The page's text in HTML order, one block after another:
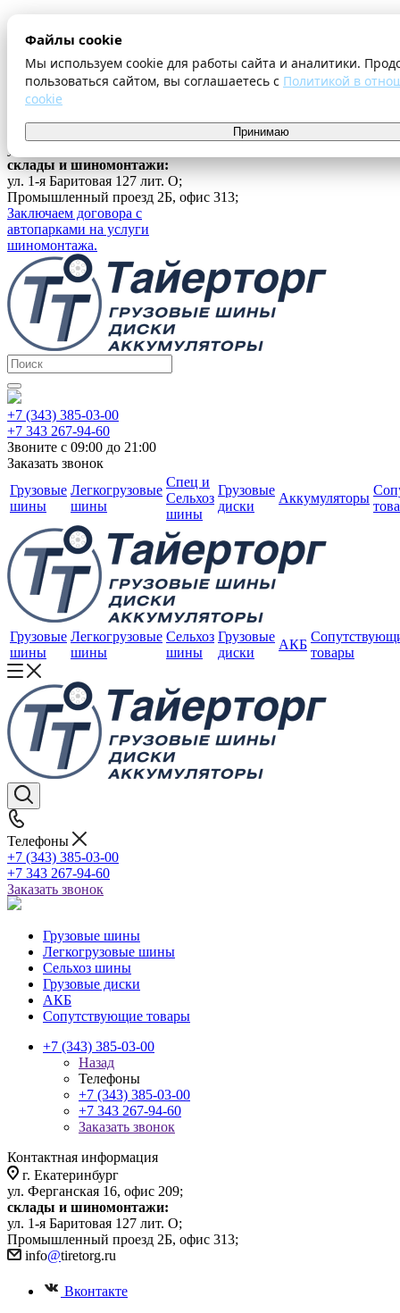
Файлы cookie
Мы используем cookie для работы сайта и аналитики.
пользоваться сайтом, вы соглашаетесь с Политикой в
cookie
Принимаю
Оплата и доставка
Шиномонтаж
Контакты
...
ул. Ферганская 16, офис 209;
склады и шиномонтажи:
ул. 1-я Баритовая 127 лит. О;
Промышленный проезд 2Б, офис 313;
Заключаем договора с
автопарками на услуги
шиномонтажа.
+7 (343) 385-03-00
+7 343 267-94-60
Звоните с 09:00 до 21:00
Заказать звонок
Грузовые
шины
Легкогрузовые
шины
Спец и
Сельхоз
шины
Грузовые
диски
Аккумуляторы
Грузовые
шины
Легкогрузовые
шины
Сельхоз
шины
Грузовые
диски
АКБ
товары
Телефоны
+7 (343) 385-03-00
+7 343 267-94-60
Заказать звонок
Грузовые шины
Легкогрузовые шины
Сельхоз шины
Грузовые диски
АКБ
Сопутствующие товары
+7 (343) 385-03-00
Назад
Телефоны
+7 (343) 385-03-00
+7 343 267-94-60
Заказать звонок
Контактная информация
г. Екатеринбург
ул. Ферганская 16, офис 209;
склады и шиномонтажи:
ул. 1-я Баритовая 127 лит. О;
Промышленный проезд 2Б, офис 313;
info@tiretorg.ru
Вконтакте